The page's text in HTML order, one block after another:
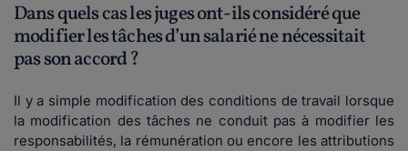
Dans quels cas les juges ont-ils considéré que
modifier les tâches d’un salarié ne nécessitait
pas son accord ?
Il y a simple modification des conditions de travail lorsque
la modification des tâches ne conduit pas à modifier les
responsabilités, la rémunération ou encore les attributions